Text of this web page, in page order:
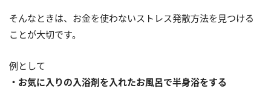
そんなときは、お金を使わないストレス発散方法を見つける
ことが大切です。
例として
・お気に入りの入浴剤を入れたお風呂で半身浴をする